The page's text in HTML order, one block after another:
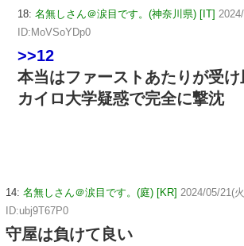
18: 名無しさん＠涙目です。(神奈川県) [IT]
ID:MoVSoYDp0
>>12
本当はファーストあたりが受
カイロ大学疑惑で完全に撃沈
14: 名無しさん＠涙目です。(庭) [KR] 2024/05/21(
ID:ubj9T67P0
守屋は負けて良い